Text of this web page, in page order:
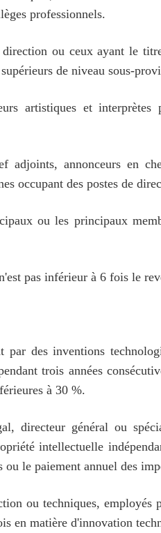
professionnels.
ou ceux ayant le
de niveau sous-
artistiques et
adjoints, annonceurs en
occupant des postes de
ou les principaux
pas inférieur à 6 fois le
par des inventions
trois années
à 30 %.
directeur général ou
intellectuelle
le paiement annuel des
ou techniques,
en matière d'innovation